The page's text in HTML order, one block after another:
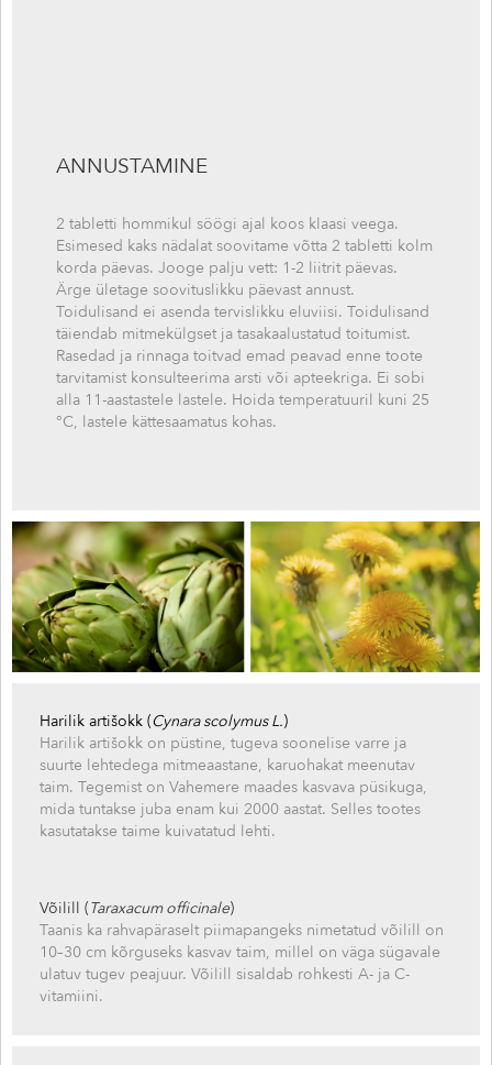
ANNUSTAMINE
2 tabletti hommikul söögi ajal koos klaasi veega.
Esimesed kaks nädalat soovitame võtta 2 tabletti kolm
korda päevas. Jooge palju vett: 1-2 liitrit päevas.
Ärge ületage soovituslikku päevast annust.
Toidulisand ei asenda tervislikku eluviisi. Toidulisand
täiendab mitmekülgset ja tasakaalustatud toitumist.
Rasedad ja rinnaga toitvad emad peavad enne toote
tarvitamist konsulteerima arsti või apteekriga. Ei sobi
alla 11-aastastele lastele. Hoida temperatuuril kuni 25
°C, lastele kättesaamatus kohas.
Harilik artišokk (Cynara scolymus L.)
Harilik artišokk on püstine, tugeva soonelise varre ja
suurte lehtedega mitmeaastane, karuohakat meenutav
taim. Tegemist on Vahemere maades kasvava püsikuga,
mida tuntakse juba enam kui 2000 aastat. Selles tootes
kasutatakse taime kuivatatud lehti.
Võilill (Taraxacum officinale)
Taanis ka rahvapäraselt piimapangeks nimetatud võilill on
10–30 cm kõrguseks kasvav taim, millel on väga sügavale
ulatuv tugev peajuur. Võilill sisaldab rohkesti A- ja C-
vitamiini.